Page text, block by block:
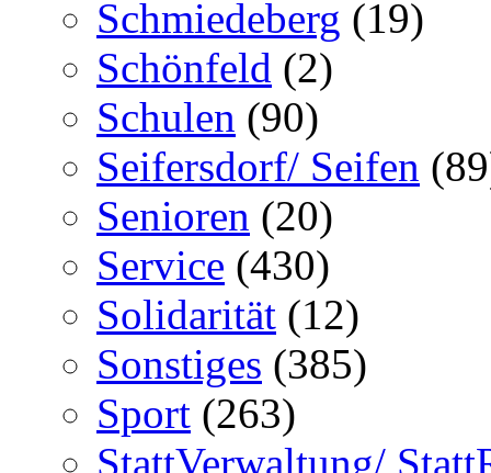
Schmiedeberg (19)
Schönfeld (2)
Schulen (90)
Seifersdorf/ Seifen
Senioren (20)
Service (430)
Solidarität (12)
Sonstiges (385)
Sport (263)
StattVerwaltung/